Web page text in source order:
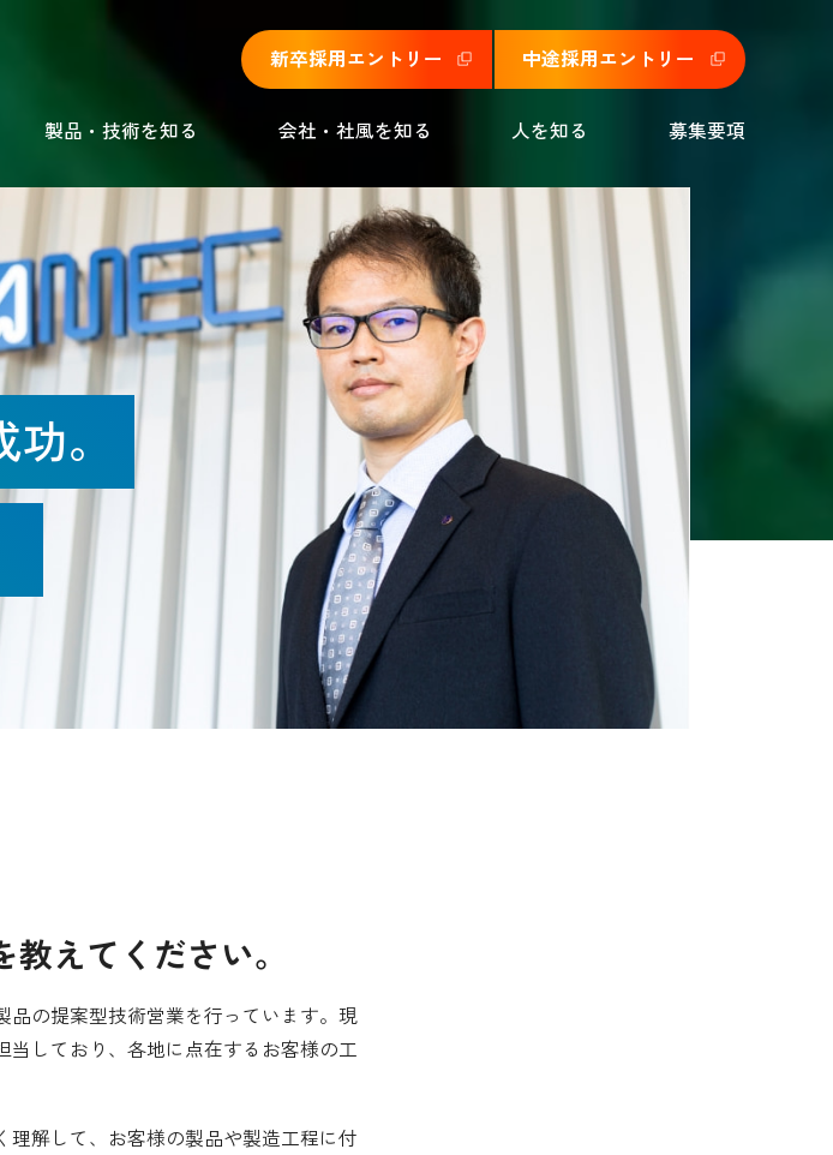
新卒採用エントリー 中途採用エントリー
製品・技術を知る 会社・社風を知る 人を知る 募集要項
功。
えてください。
の提案型技術営業を行っています。現
当しており、各地に点在するお客様の工
解して、お客様の製品や製造工程に付